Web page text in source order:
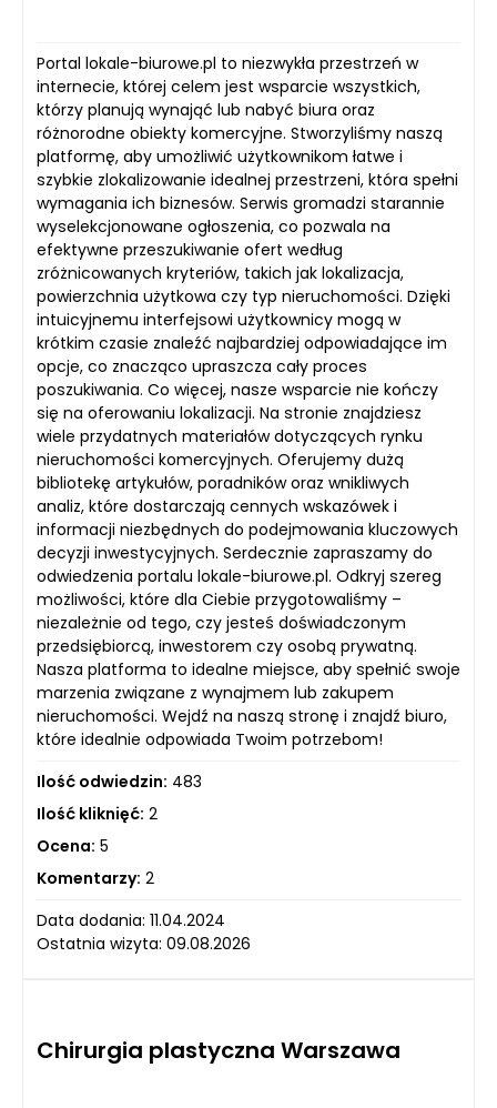
Portal lokale-biurowe.pl to niezwykła przestrzeń w
internecie, której celem jest wsparcie wszystkich,
którzy planują wynająć lub nabyć biura oraz
różnorodne obiekty komercyjne. Stworzyliśmy naszą
platformę, aby umożliwić użytkownikom łatwe i
szybkie zlokalizowanie idealnej przestrzeni, która spełni
wymagania ich biznesów. Serwis gromadzi starannie
wyselekcjonowane ogłoszenia, co pozwala na
efektywne przeszukiwanie ofert według
zróżnicowanych kryteriów, takich jak lokalizacja,
powierzchnia użytkowa czy typ nieruchomości. Dzięki
intuicyjnemu interfejsowi użytkownicy mogą w
krótkim czasie znaleźć najbardziej odpowiadające im
opcje, co znacząco upraszcza cały proces
poszukiwania. Co więcej, nasze wsparcie nie kończy
się na oferowaniu lokalizacji. Na stronie znajdziesz
wiele przydatnych materiałów dotyczących rynku
nieruchomości komercyjnych. Oferujemy dużą
bibliotekę artykułów, poradników oraz wnikliwych
analiz, które dostarczają cennych wskazówek i
informacji niezbędnych do podejmowania kluczowych
decyzji inwestycyjnych. Serdecznie zapraszamy do
odwiedzenia portalu lokale-biurowe.pl. Odkryj szereg
możliwości, które dla Ciebie przygotowaliśmy –
niezależnie od tego, czy jesteś doświadczonym
przedsiębiorcą, inwestorem czy osobą prywatną.
Nasza platforma to idealne miejsce, aby spełnić swoje
marzenia związane z wynajmem lub zakupem
nieruchomości. Wejdź na naszą stronę i znajdź biuro,
które idealnie odpowiada Twoim potrzebom!
Ilość odwiedzin: 483
Ilość kliknięć: 2
Ocena: 5
Komentarzy: 2
Data dodania: 11.04.2024
Ostatnia wizyta: 09.08.2026
Chirurgia plastyczna Warszawa